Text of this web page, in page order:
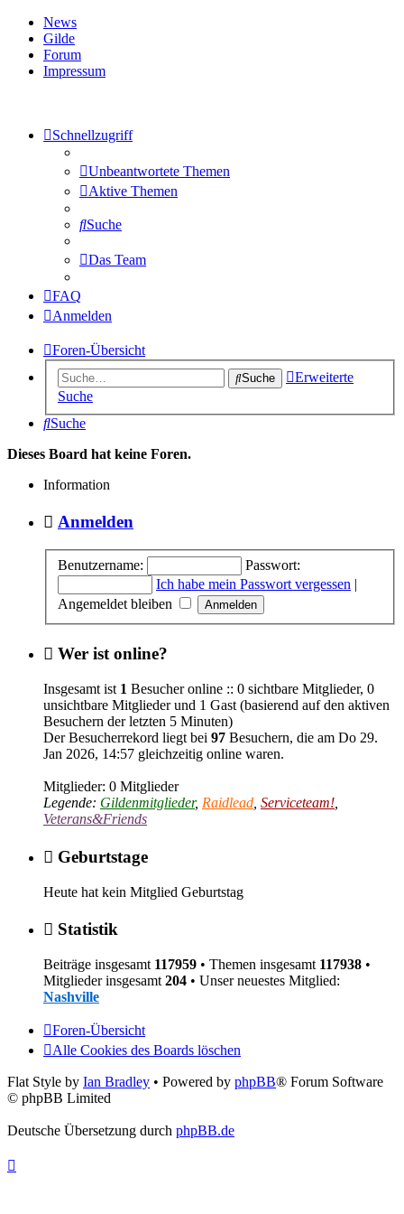
News
Gilde
Forum
Impressum
Schnellzugriff
Unbeantwortete Themen
Aktive Themen
Suche
Das Team
FAQ
Anmelden
Foren-Übersicht
Suche
Erweiterte
Suche
Suche
Dieses Board hat keine Foren.
Information
Anmelden
Benutzername:
Passwort:
Ich habe mein Passwort vergessen |
Angemeldet bleiben
Wer ist online?
Insgesamt ist 1 Besucher online :: 0 sichtbare Mitglieder, 0
unsichtbare Mitglieder und 1 Gast (basierend auf den aktiven
Besuchern der letzten 5 Minuten)
Der Besucherrekord liegt bei 97 Besuchern, die am Do 29.
Jan 2026, 14:57 gleichzeitig online waren.
Mitglieder: 0 Mitglieder
Legende: Gildenmitglieder, Raidlead Serviceteam!
Veterans&Friends
Geburtstage
Heute hat kein Mitglied Geburtstag
Statistik
Beiträge insgesamt 117959 • Themen insgesamt 117938 •
Mitglieder insgesamt 204 • Unser neuestes Mitglied:
Nashville
Foren-Übersicht
Alle Cookies des Boards löschen
Flat Style by Ian Bradley • Powered by phpBB® Forum Software
© phpBB Limited
Deutsche Übersetzung durch phpBB.de